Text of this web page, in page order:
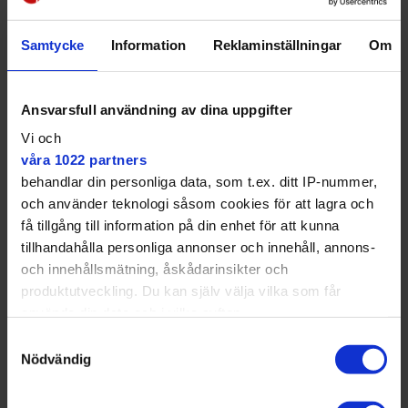
Samtycke Information Reklaminställningar Om
Ansvarsfull användning av dina uppgifter
Vi och
våra 1022 partners
behandlar din personliga data, som t.ex. ditt IP-nummer,
och använder teknologi såsom cookies för att lagra och
få tillgång till information på din enhet för att kunna
tillhandahålla personliga annonser och innehåll, annons-
och innehållsmätning, åskådarinsikter och
produktutveckling. Du kan själv välja vilka som får
Med din tillåtelse skulle vi även vilja:
som kan ha en noggrannhet på upp till flera meter
Nödvändig
Det är flera hål i stängslet där hundarna kan smita ut. Funny verkar
undra vad husse Sigge håller på med...
Det här är vår och våra hundars
träffpunkt.
Andersson med småhundarna Molly och Tilda.